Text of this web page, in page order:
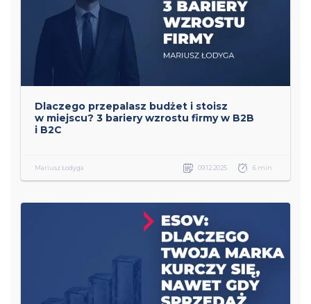
Dlaczego przepalasz budżet i stoisz
w miejscu? 3 bariery wzrostu firmy w B2B
i B2C
Mariusz Łodyga 09.12.2025 6 min